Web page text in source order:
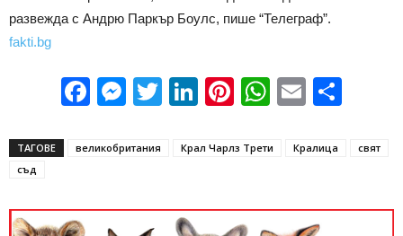
развежда с Андрю Паркър Боулс, пише “Телеграф”.
fakti.bg
Facebook
Messenger
Twitter
LinkedIn
Pinterest
WhatsApp
Email
ТАГОВЕ великобритания Крал Чарлз Трети Кралица
свят
съд